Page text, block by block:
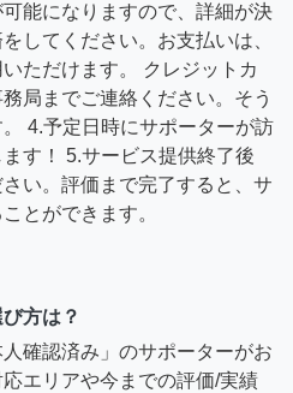
能になりますので、詳細が決
してください。お支払いは、
ただけます。 クレジットカ
局までご連絡ください。そう
4.予定日時にサポーターが訪
す！ 5.サービス提供終了後
い。評価まで完了すると、サ
とができます。
方は？
人確認済み」のサポーターがお
エリアや今までの評価/実績